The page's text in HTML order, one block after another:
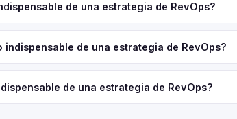
de una estrategia de RevOps?
de una estrategia de RevOps?
de una estrategia de RevOps?